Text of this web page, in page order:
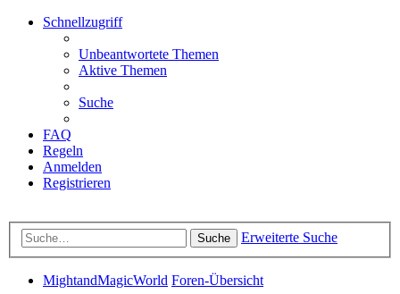
Schnellzugriff
Unbeantwortete Themen
Aktive Themen
Suche
FAQ
Regeln
Anmelden
Registrieren
Suche Erweiterte Suche
MightandMagicWorld Foren-Übersicht